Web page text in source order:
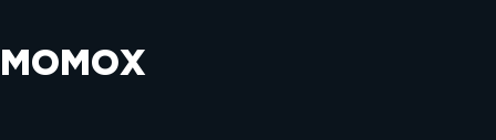
MOMOX